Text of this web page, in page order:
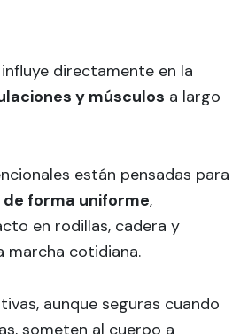
directamente en la
y músculos a largo
están pensadas para
forma uniforme,
en rodillas, cadera y
marcha cotidiana.
aunque seguras cuando
someten al cuerpo a